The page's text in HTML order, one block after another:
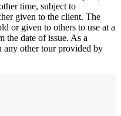
time, subject to
given to the client. The
or given to others to use at a
the date of issue. As a
any other tour provided by